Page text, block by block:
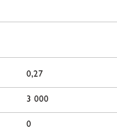
0,27
3 000
0